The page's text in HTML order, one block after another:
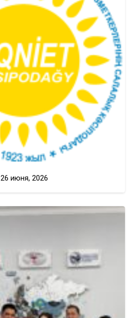
26 июня, 2026